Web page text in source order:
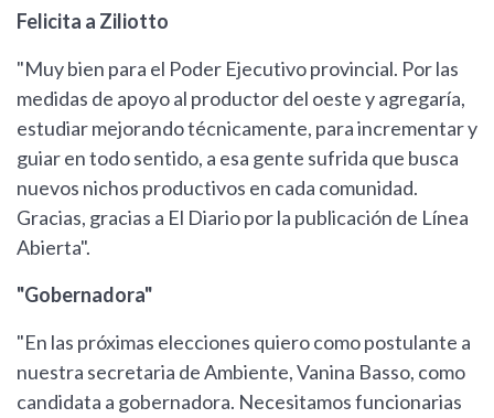
Felicita a Ziliotto
"Muy bien para el Poder Ejecutivo provincial. Por las
medidas de apoyo al productor del oeste y agregaría,
estudiar mejorando técnicamente, para incrementar y
guiar en todo sentido, a esa gente sufrida que busca
nuevos nichos productivos en cada comunidad.
Gracias, gracias a El Diario por la publicación de Línea
Abierta".
"Gobernadora"
"En las próximas elecciones quiero como postulante a
nuestra secretaria de Ambiente, Vanina Basso, como
candidata a gobernadora. Necesitamos funcionarias